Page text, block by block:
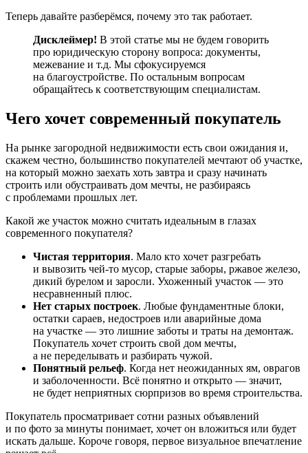
Теперь давайте разберёмся, почему это так работает.
Дисклеймер! В этой статье мы не будем говорить
про юридическую сторону вопроса: документы,
межевание и т.д. Мы сфокусируемся
на благоустройстве. По остальным вопросам
обращайтесь к соответствующим специалистам.
Чего хочет современный покупатель
На рынке загородной недвижимости есть свои ожидания и,
скажем честно, большинство покупателей мечтают об участке,
на который можно заехать хоть завтра и сразу начинать
строить или обустраивать дом мечты, не разбираясь
с проблемами прошлых лет.
Какой же участок можно считать идеальным в глазах
современного покупателя?
Чистая территория. Мало кто хочет разгребать
и вывозить чей-то мусор, старые заборы, ржавое железо,
дикий бурелом и заросли. Ухоженный участок — это
несравненный плюс.
Нет старых построек. Любые фундаментные блоки,
остатки сараев, недостроев или аварийные дома
на участке — это лишние заботы и траты на демонтаж.
Покупатель хочет строить свой дом мечты,
а не переделывать и разбирать чужой.
Понятный рельеф. Когда нет неожиданных ям, оврагов
и заболоченности. Всё понятно и открыто — значит,
не будет неприятных сюрпризов во время строительства.
Покупатель просматривает сотни разных объявлений
и по фото за минуты понимает, хочет он вложиться или будет
искать дальше. Короче говоря, первое визуальное впечатление